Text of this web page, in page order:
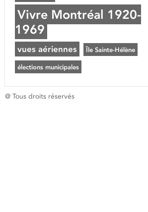
Vivre Montréal 1920-
1969
vues aériennes Île Sainte-Hélène
élections municipales
@ Tous droits réservés